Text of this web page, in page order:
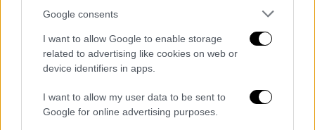
Google consents
I want to allow Google to enable storage
related to advertising like cookies on web or
device identifiers in apps.
I want to allow my user data to be sent to
Google for online advertising purposes.
SuperLeague
ποδόσφαιρο
ΚΕΔ